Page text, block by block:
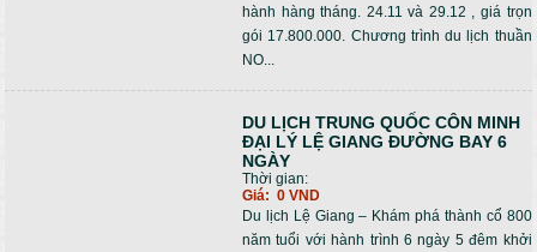
hành hàng tháng. 24.11 và 29.12 , giá trọn
gói 17.800.000. Chương trình du lịch thuần
NO...
DU LỊCH TRUNG QUỐC CÔN MINH
ĐẠI LÝ LỆ GIANG ĐƯỜNG BAY 6
NGÀY
Thời gian:
Giá: 0 VND
Du lịch Lệ Giang – Khám phá thành cổ 800
năm tuổi với hành trình 6 ngày 5 đêm khởi